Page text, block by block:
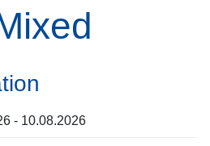
- 10.08.2026